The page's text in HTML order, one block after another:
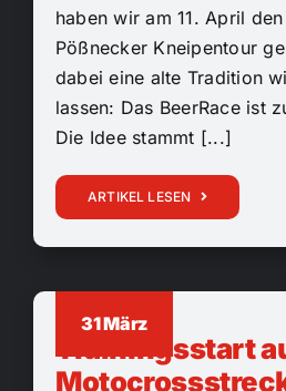
haben wir am 11. April
Pößnecker Kneipentour
dabei eine alte Tradition
lassen: Das BeerRace ist
Die Idee stammt [...]
ARTIKEL LESEN
31 März
Trainingsstart